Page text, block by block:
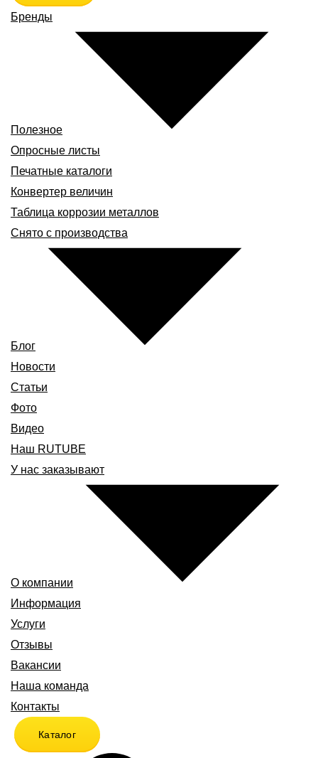
Бренды
Полезное
Опросные листы
Печатные каталоги
Конвертер величин
Таблица коррозии металлов
Снято с производства
Блог
Новости
Статьи
Фото
Видео
Наш RUTUBE
У нас заказывают
О компании
Информация
Услуги
Отзывы
Вакансии
Наша команда
Контакты
Каталог